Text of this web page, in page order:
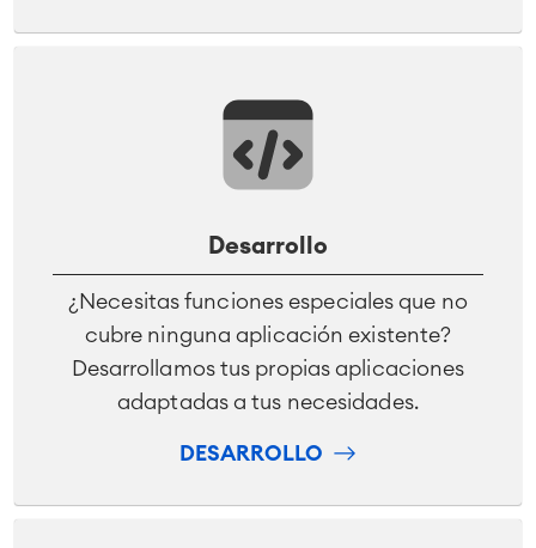
Desarrollo
¿Necesitas funciones especiales que no
cubre ninguna aplicación existente?
Desarrollamos tus propias aplicaciones
adaptadas a tus necesidades.
DESARROLLO